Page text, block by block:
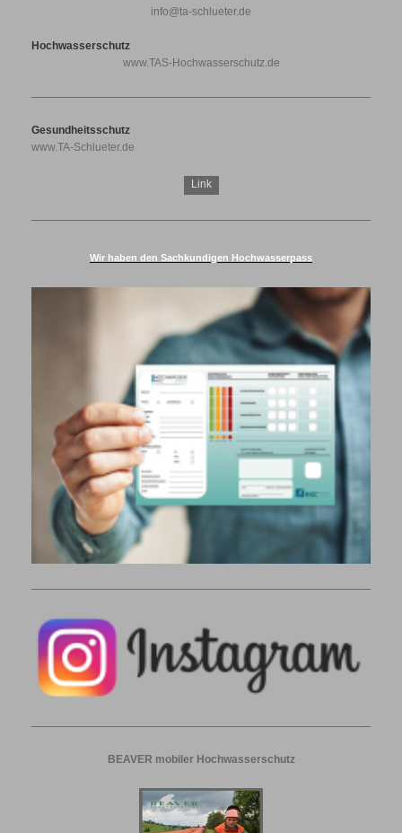
info@ta-schlueter.de
Hochwasserschutz
www.TAS-Hochwasserschutz.de
Gesundheitsschutz
www.TA-Schlueter.de
Link
Wir haben den Sachkundigen Hochwasserpass
BEAVER mobiler Hochwasserschutz